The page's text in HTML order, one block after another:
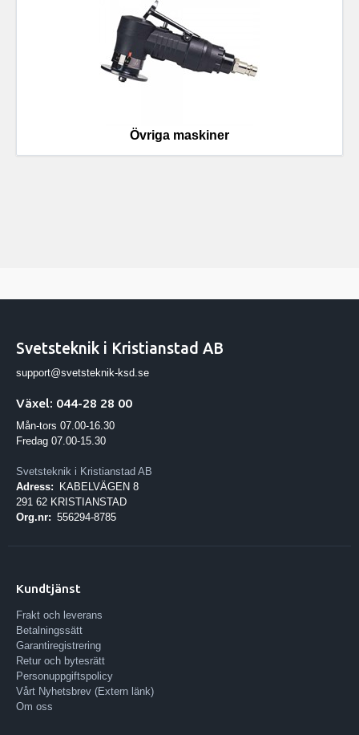
Övriga maskiner
Svetsteknik i Kristianstad AB
support@svetsteknik-ksd.se
Växel: 044-28 28 00
Mån-tors 07.00-16.30
Fredag 07.00-15.30
Svetsteknik i Kristianstad AB
Adress:
KABELVÄGEN 8
291 62 KRISTIANSTAD
Org.nr: 556294-8785
Kundtjänst
Frakt och leverans
Betalningssätt
Garantiregistrering
Retur och bytesrätt
Personuppgiftspolicy
Vårt Nyhetsbrev (Extern länk)
Om oss